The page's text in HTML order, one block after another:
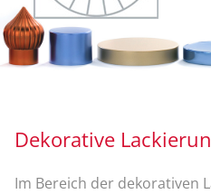
Dekorative
Im Bereich der dekorativen